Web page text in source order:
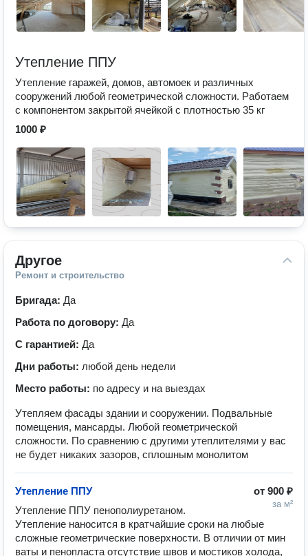
Утепление ППУ
Утепление гаражей, домов, автомоек и различных
сооружений любой геометрической сложности. Работаем
с компонентом закрытой ячейкой с плотностью 35 кг
1000 ₽
Другое
Ремонт и строительство
Бригада: Да
Работа по договору: Да
С гарантией: Да
Дни работы: любой день недели
Место работы: по адресу и на выездах
Утепляем фасады здании и сооружении. Подвальные
помещения, мансарды. Любой геометрической
сложности. По сравнению с другими утеплителями у вас
не будет никаких зазоров, сплошным монолитом
от 900 ₽
за м²
Утепление ППУ
Утепление ППУ пенополиуретаном.
Утепление наносится в кратчайшие сроки на любые
сложные геометрические поверхности. В отличии от мин
ваты и пенопласта отсутствие швов и мостиков холода,